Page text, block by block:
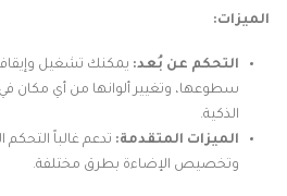
الميزات:
التحكم عن بُعد: يمكنك تشغيل
سطوعها، وتغيير ألوانها من أي مكان
الذكية.
الميزات المتقدمة: تدعم غالباً التحكم
وتخصيص الإضاءة بطرق مختلفة.